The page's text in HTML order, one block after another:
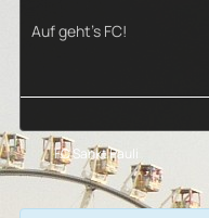
Auf geht's FC!
FC Sankt Pauli